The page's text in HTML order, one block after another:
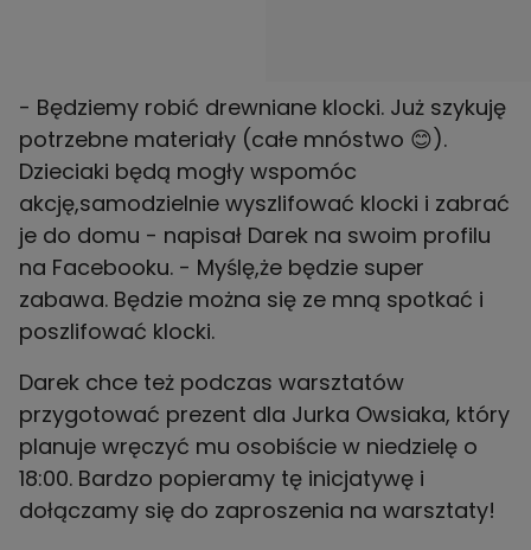
- Będziemy robić drewniane klocki. Już szykuję
potrzebne materiały (całe mnóstwo 😊).
Dzieciaki będą mogły wspomóc
akcję,samodzielnie wyszlifować klocki i zabrać
je do domu - napisał Darek na swoim profilu
na Facebooku. - Myślę,że będzie super
zabawa. Będzie można się ze mną spotkać i
poszlifować klocki.
Darek chce też podczas warsztatów
przygotować prezent dla Jurka Owsiaka, który
planuje wręczyć mu osobiście w niedzielę o
18:00. Bardzo popieramy tę inicjatywę i
dołączamy się do zaproszenia na warsztaty!